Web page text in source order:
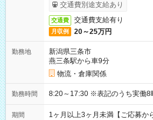
交通費別途支給あり
交通費 交通費支給有り
月収例 20～25万円
勤務地
新潟県三条市
燕三条駅から車9分
物流・倉庫関係
勤務時間 8:20～17:30 ※表記のうち実
期間
1ヶ月以上3ヶ月未満【ご応募か